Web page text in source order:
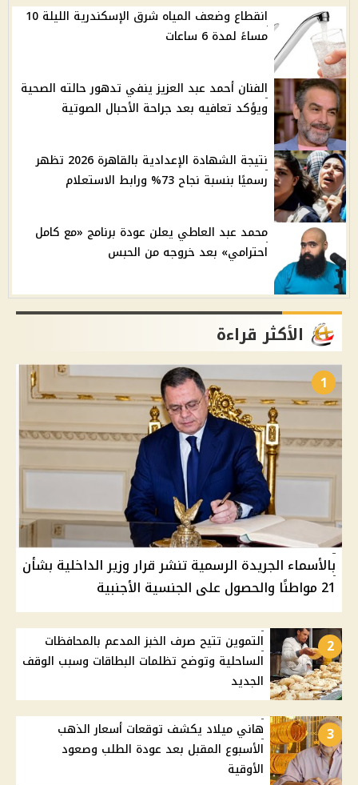
انقطاع وضعف المياه شرق الإسكندرية الليلة 10
مساءً لمدة 6 ساعات
الفنان أحمد عبد العزيز ينفي تدهور حالته الصحية
ويؤكد تعافيه بعد جراحة الأحبال الصوتية
نتيجة الشهادة الإعدادية بالقاهرة 2026 تظهر
رسميًا بنسبة نجاح 73% ورابط الاستعلام
محمد عبد العاطي يعلن عودة برنامج «مع كامل
احترامي» بعد خروجه من الحبس
الأكثر قراءة
1
بالأسماء الجريدة الرسمية تنشر قرار وزير الداخلية بشأن
21 مواطنًا والحصول على الجنسية الأجنبية
2
التموين تتيح صرف الخبز المدعم بالمحافظات
الساحلية وتوضح تظلمات البطاقات وسبب الوقف
الجديد
3
هاني ميلاد يكشف توقعات أسعار الذهب
الأسبوع المقبل بعد عودة الطلب وصعود
الأوقية